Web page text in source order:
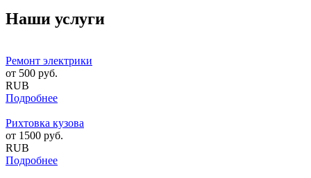
Наши услуги
Ремонт электрики
от 500 руб.
RUB
Подробнее
Рихтовка кузова
от 1500 руб.
RUB
Подробнее